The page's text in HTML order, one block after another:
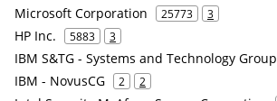
Microsoft Corporation 25773 3
HP Inc. 5883 3
IBM S&TG - Systems and Technology Group
IBM - NovusCG 2 2